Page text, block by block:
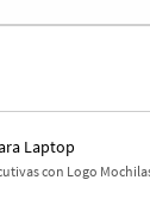
Laptop
con Logo